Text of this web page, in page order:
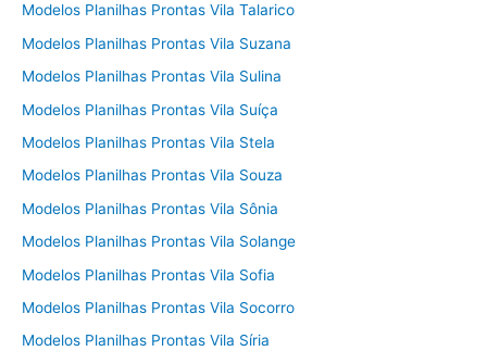
Modelos Planilhas Prontas Vila Talarico
Modelos Planilhas Prontas Vila Suzana
Modelos Planilhas Prontas Vila Sulina
Modelos Planilhas Prontas Vila Suíça
Modelos Planilhas Prontas Vila Stela
Modelos Planilhas Prontas Vila Souza
Modelos Planilhas Prontas Vila Sônia
Modelos Planilhas Prontas Vila Solange
Modelos Planilhas Prontas Vila Sofia
Modelos Planilhas Prontas Vila Socorro
Modelos Planilhas Prontas Vila Síria